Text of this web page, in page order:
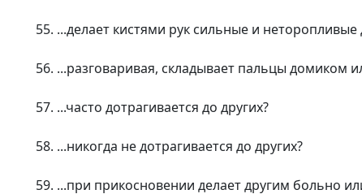
55. ...делает кистями рук сильные и
56. ...разговаривая, складывает пальцы домиком
57. ...часто дотрагивается до других?
58. ...никогда не дотрагивается до других?
59. ...при прикосновении делает другим больно